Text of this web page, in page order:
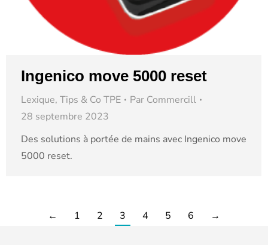
Ingenico move 5000 reset
Lexique, Tips & Co TPE Par Commercill
28 septembre 2023
Des solutions à portée de mains avec Ingenico move
5000 reset.
← 1 2 3 4 5 6 →